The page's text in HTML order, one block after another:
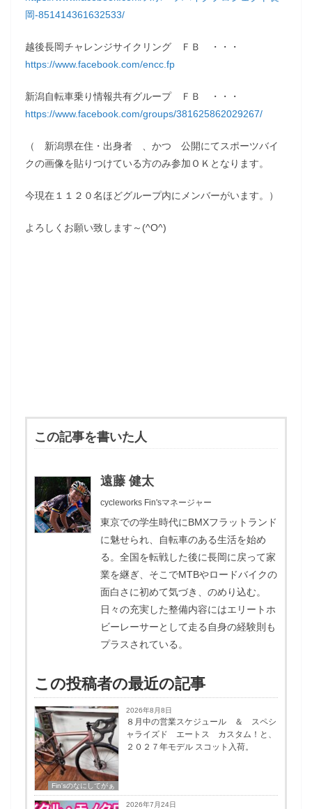
岡-851414361632533/
越後長岡チャレンジサイクリング ＦＢ ・・・
https://www.facebook.com/encc.fp
新潟自転車乗り情報共有グループ ＦＢ ・・・
https://www.facebook.com/groups/381625862029267/
（ 新潟県在住・出身者 、かつ 公開にてスポーツバイ
クの画像を貼りつけている方のみ参加ＯＫとなります。
今現在１１２０名ほどグループ内にメンバーがいます。）
よろしくお願い致します～(^O^)
この記事を書いた人
遠藤 健太
cycleworks Fin'sマネージャー
東京での学生時代にBMXフラットランド
に魅せられ、自転車のある生活を始め
る。全国を転戦した後に長岡に戻って家
業を継ぎ、そこでMTBやロードバイクの
面白さに初めて気づき、のめり込む。
日々の充実した整備内容にはエリートホ
ビーレーサーとして走る自身の経験則も
プラスされている。
この投稿者の最近の記事
Fin'sのなにしてがぁ
2026年8月8日
８月中の営業スケジュール ＆ スペシ
ャライズド エートス カスタム！と、
２０２７年モデル スコット入荷。
2026年7月24日